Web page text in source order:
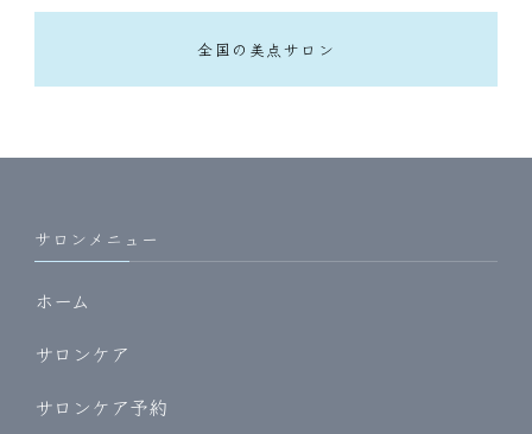
全国の美点サロン
サロンメニュー
ホーム
サロンケア
サロンケア予約